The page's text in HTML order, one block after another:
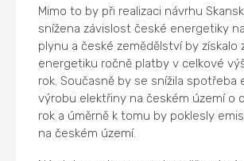
Mimo to by při realizaci návrhu
snížena závislost české energetiky
plynu a české zemědělství by získalo
energetiku ročně platby v celkové
rok. Současně by se snížila
výrobu elektřiny na českém území o
rok a úměrně k tomu by poklesly
na českém území.